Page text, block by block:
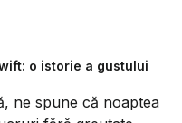
o istorie a gustului
ne spune că noaptea